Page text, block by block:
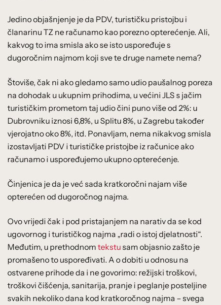
Jedino objašnjenje je da PDV, turističku pristojbu i
članarinu TZ ne računamo kao porezno opterećenje. Ali,
kakvog to ima smisla ako se isto uspoređuje s
dugoročnim najmom koji sve te druge namete nema?
Štoviše, čak ni ako gledamo samo udio paušalnog poreza
na dohodak u ukupnim prihodima, u većini JLS s jačim
turističkim prometom taj udio čini puno više od 2%: u
Dubrovniku iznosi 6,8%, u Splitu 8%, u Zagrebu također
vjerojatno oko 8%, itd. Ponavljam, nema nikakvog smisla
izostavljati PDV i turističke pristojbe iz računice ako
računamo i uspoređujemo ukupno opterećenje.
Činjenica je da je već sada kratkoročni najam više
opterećen od dugoročnog najma.
Ovo vrijedi čak i pod pristajanjem na narativ da se kod
ugovornog i turističkog najma „radi o istoj djelatnosti“.
Međutim, u prethodnom tekstusam objasnio zašto je
promašeno to uspoređivati. A o dobiti u odnosu na
ostvarene prihode da i ne govorimo: režijski troškovi,
troškovi čišćenja, sanitarija, pranje i peglanje posteljine
svakih nekoliko dana kod kratkoročnog najma – svega